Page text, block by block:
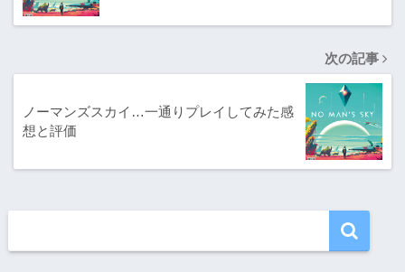
次の記事
ノーマンズスカイ…一通りプレイしてみた感
想と評価